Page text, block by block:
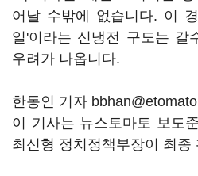
어날 수밖에 없습니다. 이 경
일'이라는 신냉전 구도는 갈
우려가 나옵니다.
한동인 기자
이 기사는 뉴스토마토 보도
최신형 정치정책부장이 최종